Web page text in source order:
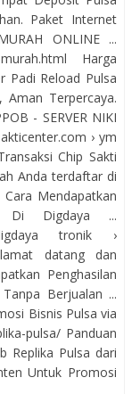
Paket Internet
ONLINE ...
murah.html Harga
Padi Reload Pulsa
Aman Terpercaya.
- SERVER NIKI
› ym
Chip Sakti
Anda terdaftar di
Mendapatkan
Di Digdaya ...
tronik ›
datang dan
Penghasilan
Berjualan ...
Bisnis Pulsa via
pulsa/ Panduan
Replika Pulsa dari
Untuk Promosi